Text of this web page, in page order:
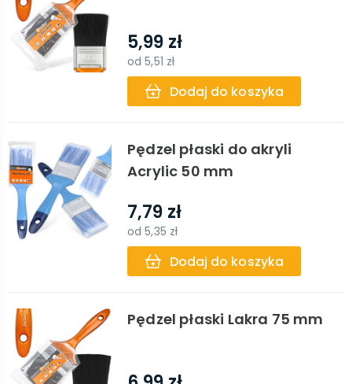
5,99 zł
od5,51 zł
Dodaj do koszyka
Pędzel płaski do akryli
Acrylic 50 mm
7,79 zł
od5,35 zł
Dodaj do koszyka
Pędzel płaski Lakra 75 mm